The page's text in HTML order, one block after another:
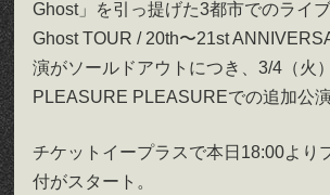
Ghost」を引っ提げた3都市でのライ
Ghost TOUR / 20th〜21st
演がソールドアウトにつき、3/4（火
PLEASURE PLEASUREでの追加公演
チケットイープラスで本日18:00より
付がスタート。